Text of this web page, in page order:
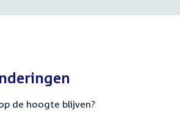
de hoogte blijven?